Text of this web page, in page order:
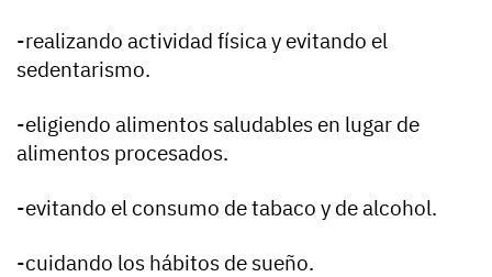
-realizando actividad física y evitando el
sedentarismo.
-eligiendo alimentos saludables en lugar de
alimentos procesados.
-evitando el consumo de tabaco y de alcohol.
-cuidando los hábitos de sueño.